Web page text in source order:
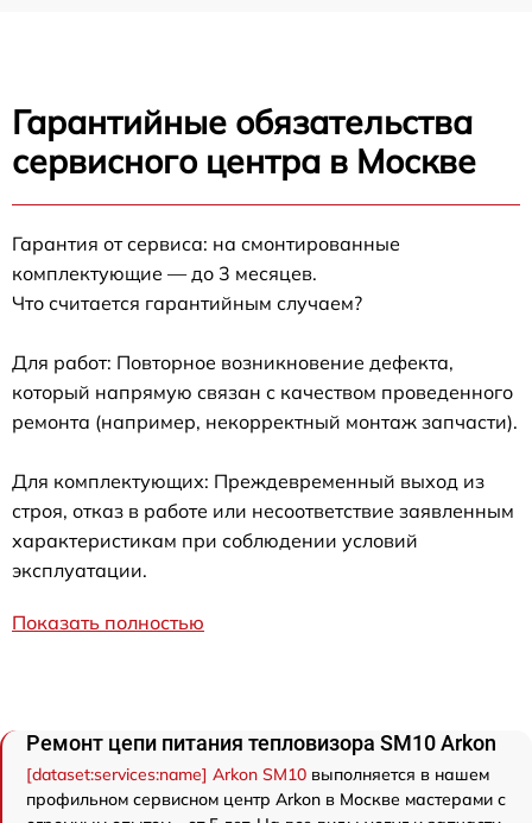
Гарантийные обязательства
сервисного центра в Москве
Гарантия от сервиса: на смонтированные
комплектующие — до 3 месяцев.
Что считается гарантийным случаем?
Для работ: Повторное возникновение дефекта,
который напрямую связан с качеством проведенного
ремонта (например, некорректный монтаж запчасти).
Для комплектующих: Преждевременный выход из
строя, отказ в работе или несоответствие заявленным
характеристикам при соблюдении условий
эксплуатации.
Показать полностью
Ремонт цепи питания тепловизора SM10 Arkon
[dataset:services:name] Arkon SM10 выполняется в нашем
профильном сервисном центр Arkon в Москве мастерами с